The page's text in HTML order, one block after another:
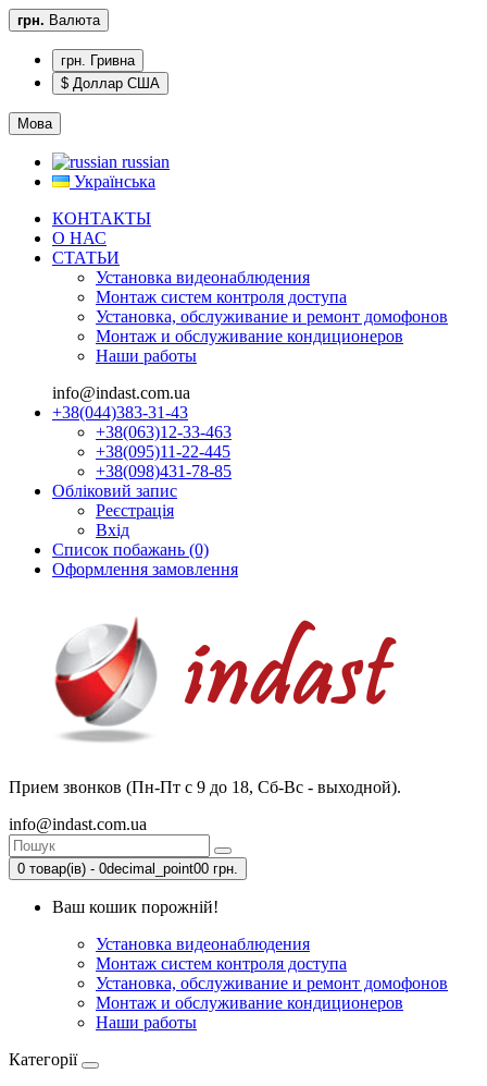
грн. Валюта
грн. Гривна
$ Доллар США
Мова
russian
Українська
КОНТАКТЫ
О НАС
CТАТЬИ
Установка видеонаблюдения
Монтаж систем контроля доступа
Установка, обслуживание и ремонт домофонов
Монтаж и обслуживание кондиционеров
Наши работы
info@indast.com.ua
+38(044)383-31-43
+38(063)12-33-463
+38(095)11-22-445
+38(098)431-78-85
Обліковий запис
Реєстрація
Вхід
Список побажань (0)
Оформлення замовлення
Прием звонков (Пн-Пт с 9 до 18, Сб-Вс - выходной).
info@indast.com.ua
0 товар(ів) - 0decimal_point00 грн.
Ваш кошик порожній!
Установка видеонаблюдения
Монтаж систем контроля доступа
Установка, обслуживание и ремонт домофонов
Монтаж и обслуживание кондиционеров
Наши работы
Категорії